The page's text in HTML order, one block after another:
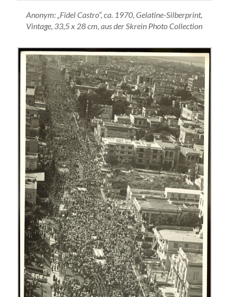
Anonym: „Fidel Castro“, ca. 1970, Gelatine-Silberprint,
Vintage, 33,5 x 28 cm, aus der Skrein Photo Collection